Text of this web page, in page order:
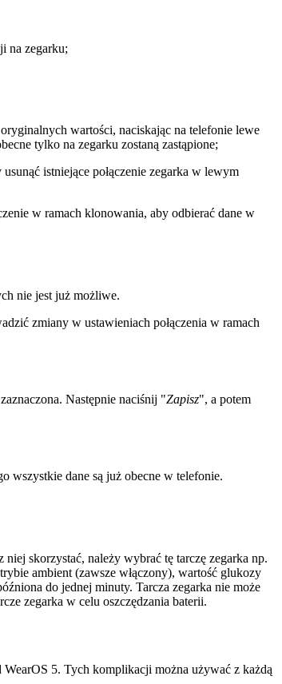
na zegarku;
wartości, naciskając na telefonie lewe
tylko na zegarku zostaną zastąpione;
istniejące połączenie zegarka w lewym
w ramach klonowania, aby odbierać dane w
nie jest już możliwe.
zmiany w ustawieniach połączenia w ramach
Następnie naciśnij "Zapisz", a potem
wszystkie dane są już obecne w telefonie.
skorzystać, należy wybrać tę tarczę zegarka np.
ambient (zawsze włączony), wartość glukozy
do jednej minuty. Tarcza zegarka nie może
zegarka w celu oszczędzania baterii.
5. Tych komplikacji można używać z każdą